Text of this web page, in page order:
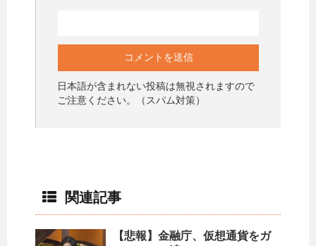
日本語が含まれない投稿は無視されますので
ご注意ください。（スパム対策）
関連記事
【悲報】金融庁、仮想通貨をガ